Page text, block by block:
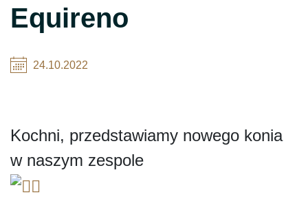
Equireno
24.10.2022
Kochni, przedstawiamy nowego konia
w naszym zespole